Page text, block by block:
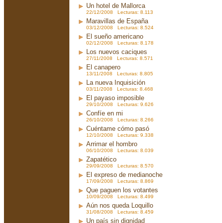
Un hotel de Mallorca
22/12/2008 Lecturas: 8.113
Maravillas de España
03/12/2008 Lecturas: 8.524
El sueño americano
02/12/2008 Lecturas: 8.178
Los nuevos caciques
27/11/2008 Lecturas: 8.571
El canapero
13/11/2008 Lecturas: 8.805
La nueva Inquisición
03/11/2008 Lecturas: 8.468
El payaso imposible
29/10/2008 Lecturas: 9.626
Confíe en mi
26/10/2008 Lecturas: 8.266
Cuéntame cómo pasó
12/10/2008 Lecturas: 9.338
Arrimar el hombro
06/10/2008 Lecturas: 8.039
Zapatético
29/09/2008 Lecturas: 8.570
El expreso de medianoche
17/09/2008 Lecturas: 8.869
Que paguen los votantes
10/09/2008 Lecturas: 8.499
Aún nos queda Loquillo
31/08/2008 Lecturas: 8.459
Un país sin dignidad